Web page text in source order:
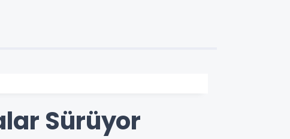
Sürüyor